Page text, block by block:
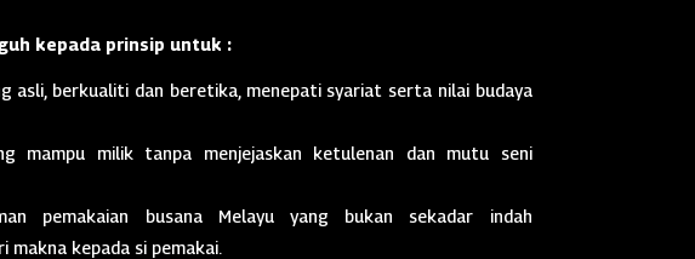
kepada prinsip untuk :
asli, berkualiti dan beretika, menepati syariat serta nilai budaya
mampu milik tanpa menjejaskan ketulenan dan mutu seni
pemakaian busana Melayu yang bukan sekadar indah
makna kepada si pemakai.